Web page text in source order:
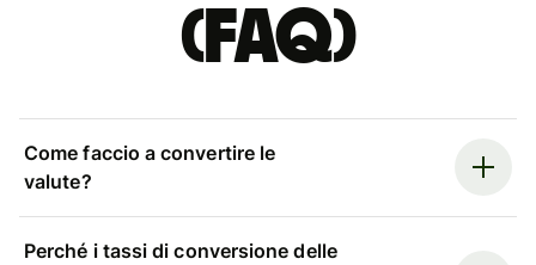
(FAQ)
Come faccio a convertire le
valute?
Perché i tassi di conversione delle